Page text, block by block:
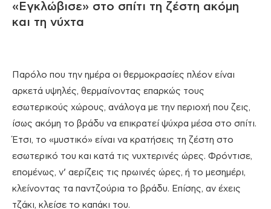
«Εγκλώβισε» στο σπίτι τη ζέστη ακόμη
και τη νύχτα
Παρόλο που την ημέρα οι θερμοκρασίες πλέον είναι
αρκετά υψηλές, θερμαίνοντας επαρκώς τους
εσωτερικούς χώρους, ανάλογα με την περιοχή που ζεις,
ίσως ακόμη το βράδυ να επικρατεί ψύχρα μέσα στο σπίτι.
Έτσι, το «μυστικό» είναι να κρατήσεις τη ζέστη στο
εσωτερικό του και κατά τις νυχτερινές ώρες. Φρόντισε,
επομένως, ν’ αερίζεις τις πρωινές ώρες, ή το μεσημέρι,
κλείνοντας τα παντζούρια το βράδυ. Επίσης, αν έχεις
τζάκι, κλείσε το καπάκι του.